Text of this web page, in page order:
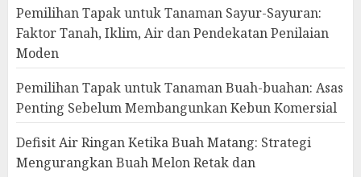
Pemilihan Tapak untuk Tanaman Sayur-Sayuran:
Faktor Tanah, Iklim, Air dan Pendekatan Penilaian
Moden
Pemilihan Tapak untuk Tanaman Buah-buahan: Asas
Penting Sebelum Membangunkan Kebun Komersial
Defisit Air Ringan Ketika Buah Matang: Strategi
Mengurangkan Buah Melon Retak dan